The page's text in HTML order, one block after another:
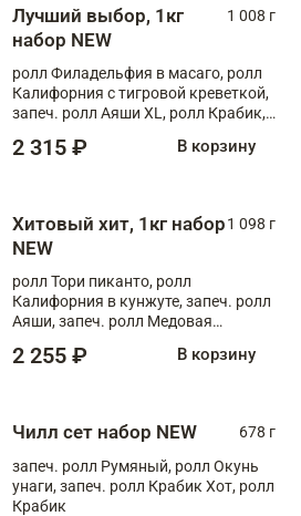
Лучший выбор, 1кг
набор NEW
1 008 г
ролл Филадельфия в масаго, ролл
Калифорния с тигровой креветкой,
запеч. ролл Аяши XL, ролл Крабик,
2 315 ₽ В корзину
Хитовый хит, 1кг набор
NEW
1 098 г
ролл Тори пиканто, ролл
Калифорния в кунжуте, запеч. ролл
Аяши, запеч. ролл Медовая
чукой
2 255 ₽ В корзину
Чилл сет набор NEW
678 г
запеч. ролл Румяный, ролл Окунь
унаги, запеч. ролл Крабик Хот, ролл
Крабик